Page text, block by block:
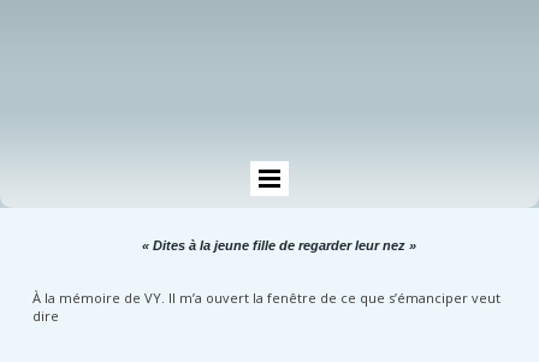
« Dites à la jeune fille de regarder leur nez »
À la mémoire de VY. Il m’a ouvert la fenêtre de ce que s’émanciper veut
dire